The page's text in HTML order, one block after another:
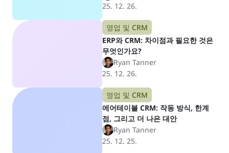
25. 12. 26.
영업 및 CRM
ERP와 CRM: 차이점과 필요한 것은
무엇인가요?
Ryan Tanner
25. 12. 26.
영업 및 CRM
에어테이블 CRM: 작동 방식, 한계
점, 그리고 더 나은 대안
Ryan Tanner
25. 12. 25.